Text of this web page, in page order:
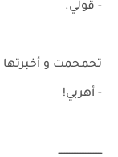
- قولي.
تحمحمت و أخبرتها
- أهربي!
ـــــــــــــــــــــــــــ